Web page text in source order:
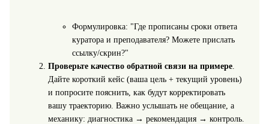
Формулировка: "Где прописаны сроки ответа
куратора и преподавателя? Можете прислать
ссылку/скрин?"
Проверьте качество обратной связи на примере.
Дайте короткий кейс (ваша цель + текущий уровень)
и попросите пояснить, как будут корректировать
вашу траекторию. Важно услышать не обещание, а
механику: диагностика → рекомендация → контроль.